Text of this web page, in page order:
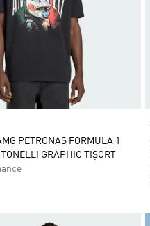
PETRONAS FORMULA 1
GRAPHIC TİŞÖRT